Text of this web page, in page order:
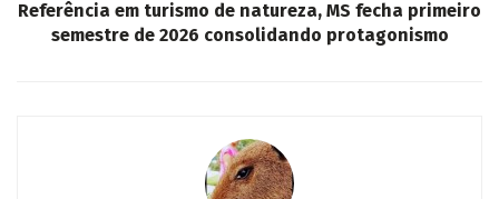
Redação Capivara News